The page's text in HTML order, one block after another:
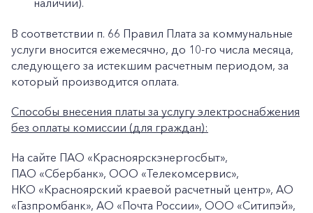
+7-800-700-24-57
Частным клиентам
Корпоративным клиентам
наличии).
В соответствии п. 66 Правил Плата за коммунальные
услуги вносится ежемесячно, до 10-го числа месяца,
следующего за истекшим расчетным периодом, за
который производится оплата.
Способы внесения платы за услугу электроснабжения
без оплаты комиссии (для граждан):
На сайте ПАО «Красноярскэнергосбыт»,
ПАО «Сбербанк», ООО «Телекомсервис»,
НКО «Красноярский краевой расчетный центр», АО
«Газпромбанк», АО «Почта России», ООО «Ситипэй»,